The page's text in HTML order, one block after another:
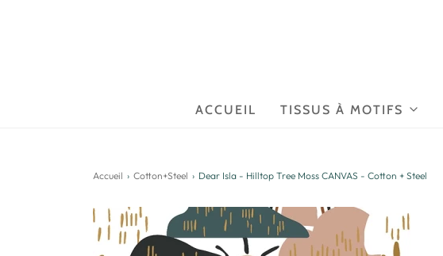
ACCUEIL TISSUS À MOTIFS
Accueil › Cotton+Steel › Dear Isla - Hilltop Tree Moss CANVAS - Cotton + Steel